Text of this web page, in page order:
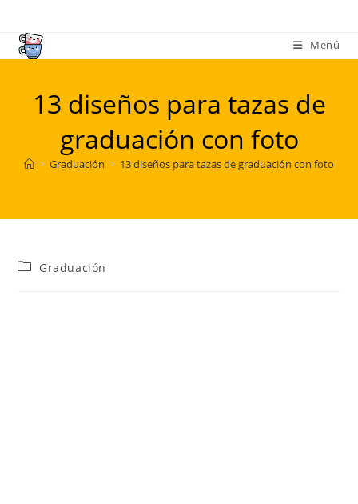
contenido
Menú
13 diseños para tazas de
graduación con foto
> Graduación > 13 diseños para tazas de graduación con foto
Categoría
Graduación